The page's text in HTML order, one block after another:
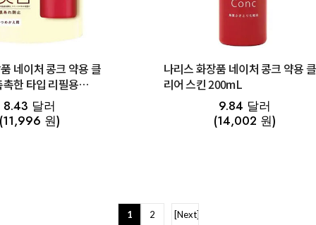
네이처 콩크 약용 클
한 타입 리필용
8.43 달러
원)
나리스 화장품 네이처 콩크 약용 클
리어 스킨 200mL
9.84 달러
(14,002 원)
1 2 [Next]